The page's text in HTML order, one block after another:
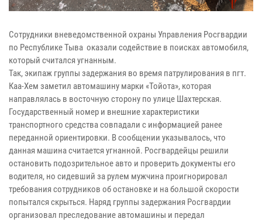
Сотрудники вневедомственной охраны Управления Росгвардии
по Республике Тыва оказали содействие в поисках автомобиля,
который считался угнанным.
Так, экипаж группы задержания во время патрулирования в пгт.
Каа-Хем заметил автомашину марки «Тойота», которая
направлялась в восточную сторону по улице Шахтерская.
Государственный номер и внешние характеристики
транспортного средства совпадали с информацией ранее
переданной ориентировки. В сообщении указывалось, что
данная машина считается угнанной. Росгвардейцы решили
остановить подозрительное авто и проверить документы его
водителя, но сидевший за рулем мужчина проигнорировал
требования сотрудников об остановке и на большой скорости
попытался скрыться. Наряд группы задержания Росгвардии
организовал преследование автомашины и передал